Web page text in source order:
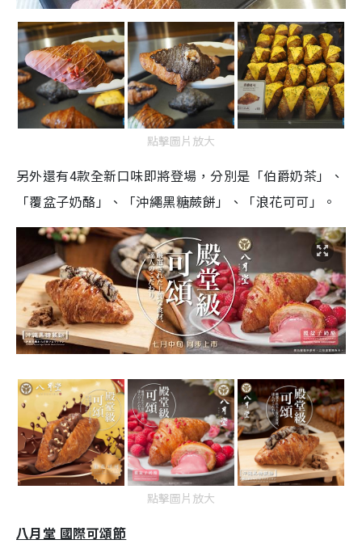
點擊圖片放大
另外還有4款全新口味即將登場，分別是「伯爵奶茶」、
「覆盆子奶酪」、「沖繩黑糖蕨餅」、「浪花可可」。
點擊圖片放大
八月堂 國際可頌節